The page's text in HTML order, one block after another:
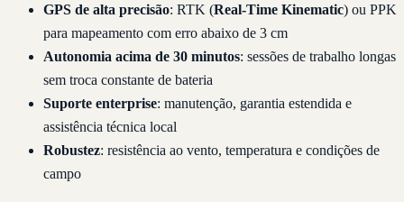
GPS de alta precisão: RTK (Real-Time Kinematic) ou PPK
para mapeamento com erro abaixo de 3 cm
Autonomia acima de 30 minutos: sessões de trabalho longas
sem troca constante de bateria
Suporte enterprise: manutenção, garantia estendida e
assistência técnica local
Robustez: resistência ao vento, temperatura e condições de
campo